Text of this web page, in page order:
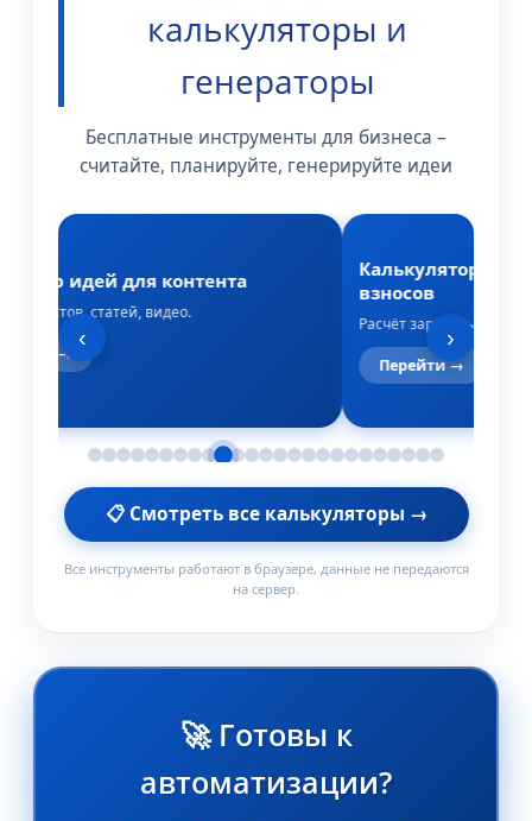
калькуляторы и
генераторы
Бесплатные инструменты для бизнеса –
считайте, планируйте, генерируйте идеи
идей для контента
для постов, статей, видео.
→
Калькулятор
взносов
Расчёт зарплаты, НДФЛ
Перейти →
‹ ›
📋 Смотреть все калькуляторы →
Все инструменты работают в браузере, данные не передаются
на сервер.
🚀 Готовы к
автоматизации?